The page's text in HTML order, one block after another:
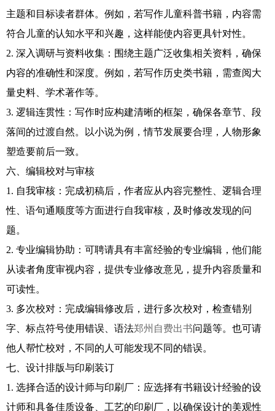
主题和目标读者群体。例如，若写作儿童科普书籍，内容需
符合儿童的认知水平和兴趣，这样能使内容更具针对性。
2. 深入调研与资料收集：围绕主题广泛收集相关资料，确保
内容的准确性和深度。例如，若写作历史类书籍，需查阅大
量史料、学术著作等。
3. 逻辑连贯性：写作时应构建清晰的框架，确保各章节、段
落间的过渡自然。以小说为例，情节发展要合理，人物形象
塑造要前后一致。
六、编辑校对与审核
1. 自我审核：完成初稿后，作者应从内容完整性、逻辑合理
性、语句通顺度等方面进行自我审核，及时修改发现的问
题。
2. 专业编辑协助：可聘请具有丰富经验的专业编辑，他们能
从读者角度审视内容，提供专业修改意见，提升内容质量和
可读性。
3. 多次校对：完成编辑修改后，进行多次校对，检查错别
字、标点符号使用错误、语法郑州自费出书问题等。也可请
他人帮忙校对，不同的人可能发现不同的错误。
七、设计排版与印刷装订
1. 选择合适的设计师与印刷厂：应选择有书籍设计经验的设
计师和具备佳质设备、工艺的印刷厂，以确保设计的美观性